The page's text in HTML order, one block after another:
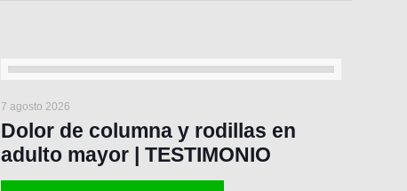
7 agosto 2026
Dolor de columna y rodillas en
adulto mayor | TESTIMONIO